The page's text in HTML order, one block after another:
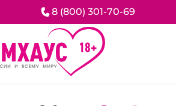
8 (800) 301-70-69